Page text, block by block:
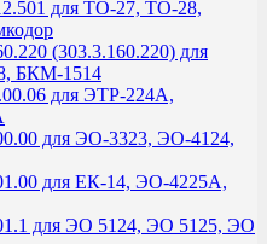
для ТО-27, ТО-28,
(303.3.160.220) для
БКМ-1514
для ЭТР-224А,
для ЭО-3323, ЭО-4124,
для ЕК-14, ЭО-4225А,
для ЭО 5124, ЭО 5125, ЭО